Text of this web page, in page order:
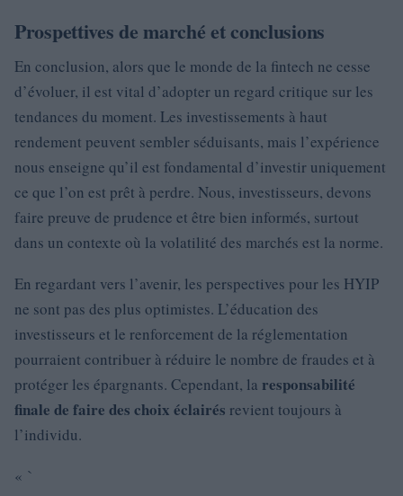
Prospettives de marché et conclusions
En conclusion, alors que le monde de la fintech ne cesse
d’évoluer, il est vital d’adopter un regard critique sur les
tendances du moment. Les investissements à haut
rendement peuvent sembler séduisants, mais l’expérience
nous enseigne qu’il est fondamental d’investir uniquement
ce que l’on est prêt à perdre. Nous, investisseurs, devons
faire preuve de prudence et être bien informés, surtout
dans un contexte où la volatilité des marchés est la norme.
En regardant vers l’avenir, les perspectives pour les HYIP
ne sont pas des plus optimistes. L’éducation des
investisseurs et le renforcement de la réglementation
pourraient contribuer à réduire le nombre de fraudes et à
protéger les épargnants. Cependant, la responsabilité
finale de faire des choix éclairés revient toujours à
l’individu.
« `